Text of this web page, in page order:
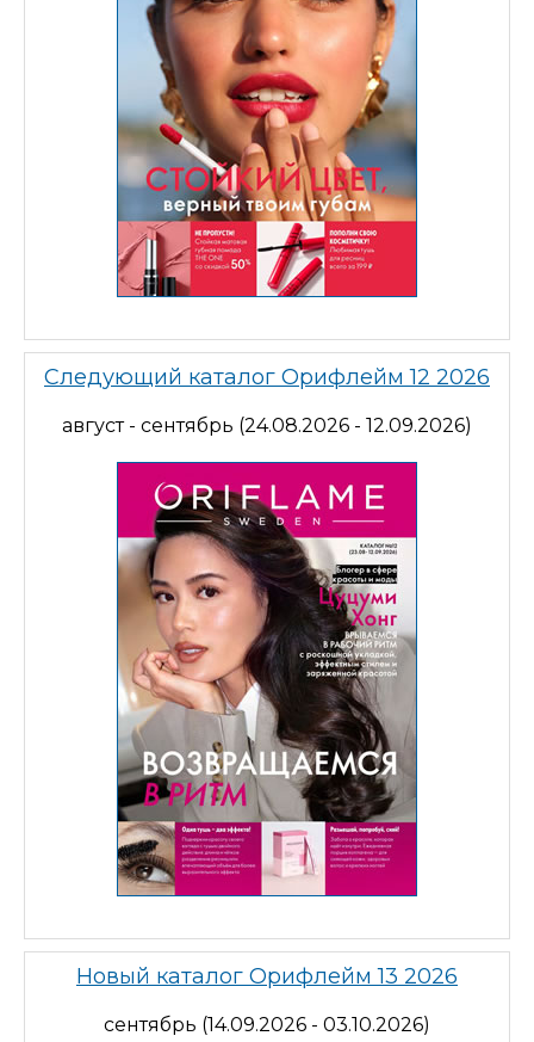
Следующий каталог Орифлейм 12 2026
август - сентябрь (24.08.2026 - 12.09.2026)
Новый каталог Орифлейм 13 2026
сентябрь (14.09.2026 - 03.10.2026)